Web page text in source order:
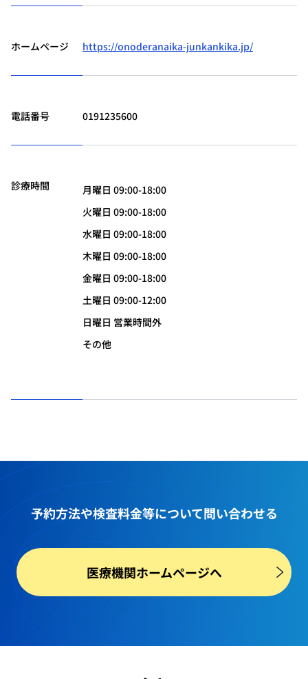
ホームページ https://onoderanaika-junkankika.jp/
電話番号 0191235600
診療時間
月曜日 09:00-18:00
火曜日 09:00-18:00
水曜日 09:00-18:00
木曜日 09:00-18:00
金曜日 09:00-18:00
土曜日 09:00-12:00
日曜日 営業時間外
その他
予約方法や検査料金等について問い合わせる
医療機関ホームページへ